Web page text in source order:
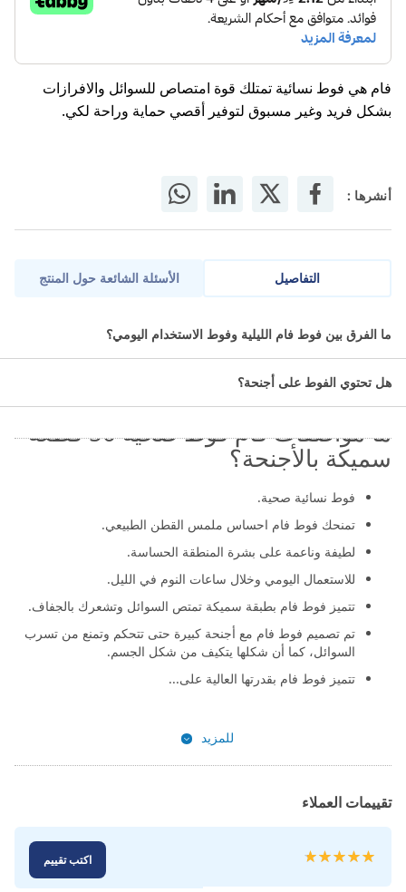
فام هي فوط نسائية تمتلك قوة امتصاص للسوائل والافرازات
بشكل فريد وغير مسبوق لتوفير أقصي حماية وراحة لكي.
أنشرها :
التفاصيل
تم تصميم فام فوط صحية 50 قطعة سميكة بالأجنحة لتوفير أقصى
يدوم طويلًا، بينما توفر المادة الناعمة والقابلة للتنفس شعورًا مريحًا طوال
الليل.
ما مواصفات فام فوط صحية 50 قطعة
سميكة بالأجنحة؟
فوط نسائية صحية.
تمنحك فوط فام احساس ملمس القطن الطبيعي.
لطيفة وناعمة على بشرة المنطقة الحساسة.
للاستعمال اليومي وخلال ساعات النوم في الليل.
تتميز فوط فام بطبقة سميكة تمتص السوائل وتشعرك بالجفاف.
تم تصميم فوط فام مع أجنحة كبيرة حتى تتحكم وتمنع من تسرب
السوائل، كما أن شكلها يتكيف من شكل الجسم.
تتميز فوط فام بقدرتها العالية على...
للمزيد
الأسئلة الشائعة حول المنتج
ما الفرق بين فوط فام الليلية وفوط الاستخدام اليومي؟
هل تحتوي الفوط على أجنحة؟
تقييمات العملاء
تقييم:
اكتب تقييم